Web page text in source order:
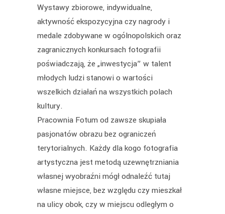
Wystawy zbiorowe, indywidualne,
aktywność ekspozycyjna czy nagrody i
medale zdobywane w ogólnopolskich oraz
zagranicznych konkursach fotografii
poświadczają, że „inwestycja” w talent
młodych ludzi stanowi o wartości
wszelkich działań na wszystkich polach
kultury.
Pracownia Fotum od zawsze skupiała
pasjonatów obrazu bez ograniczeń
terytorialnych. Każdy dla kogo fotografia
artystyczna jest metodą uzewnętrzniania
własnej wyobraźni mógł odnaleźć tutaj
własne miejsce, bez względu czy mieszkał
na ulicy obok, czy w miejscu odległym o